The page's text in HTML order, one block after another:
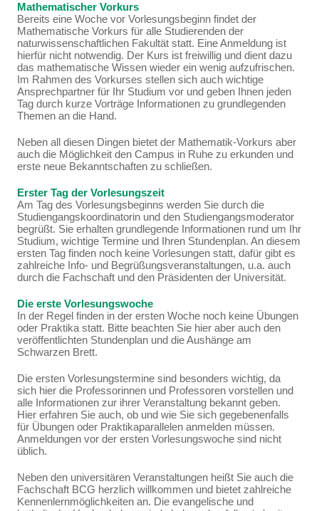
Mathematischer Vorkurs
Bereits eine Woche vor Vorlesungsbeginn findet der
Mathematische Vorkurs für alle Studierenden der
naturwissenschaftlichen Fakultät statt. Eine Anmeldung ist
hierfür nicht notwendig. Der Kurs ist freiwillig und dient dazu
das mathematische Wissen wieder ein wenig aufzufrischen.
Im Rahmen des Vorkurses stellen sich auch wichtige
Ansprechpartner für Ihr Studium vor und geben Ihnen jeden
Tag durch kurze Vorträge Informationen zu grundlegenden
Themen an die Hand.
Neben all diesen Dingen bietet der Mathematik-Vorkurs aber
auch die Möglichkeit den Campus in Ruhe zu erkunden und
erste neue Bekanntschaften zu schließen.
Erster Tag der Vorlesungszeit
Am Tag des Vorlesungsbeginns werden Sie durch die
Studiengangskoordinatorin und den Studiengangsmoderator
begrüßt. Sie erhalten grundlegende Informationen rund um Ihr
Studium, wichtige Termine und Ihren Stundenplan. An diesem
ersten Tag finden noch keine Vorlesungen statt, dafür gibt es
zahlreiche Info- und Begrüßungsveranstaltungen, u.a. auch
durch die Fachschaft und den Präsidenten der Universität.
Die erste Vorlesungswoche
In der Regel finden in der ersten Woche noch keine Übungen
oder Praktika statt. Bitte beachten Sie hier aber auch den
veröffentlichten Stundenplan und die Aushänge am
Schwarzen Brett.
Die ersten Vorlesungstermine sind besonders wichtig, da
sich hier die Professorinnen und Professoren vorstellen und
alle Informationen zur ihrer Veranstaltung bekannt geben.
Hier erfahren Sie auch, ob und wie Sie sich gegebenenfalls
für Übungen oder Praktikaparallelen anmelden müssen.
Anmeldungen vor der ersten Vorlesungswoche sind nicht
üblich.
Neben den universitären Veranstaltungen heißt Sie auch die
Fachschaft BCG herzlich willkommen und bietet zahlreiche
Kennenlernmöglichkeiten an. Die evangelische und